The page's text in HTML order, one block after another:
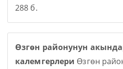
288 б.
Өзгөн районунун
калемгерлери Өзгөн